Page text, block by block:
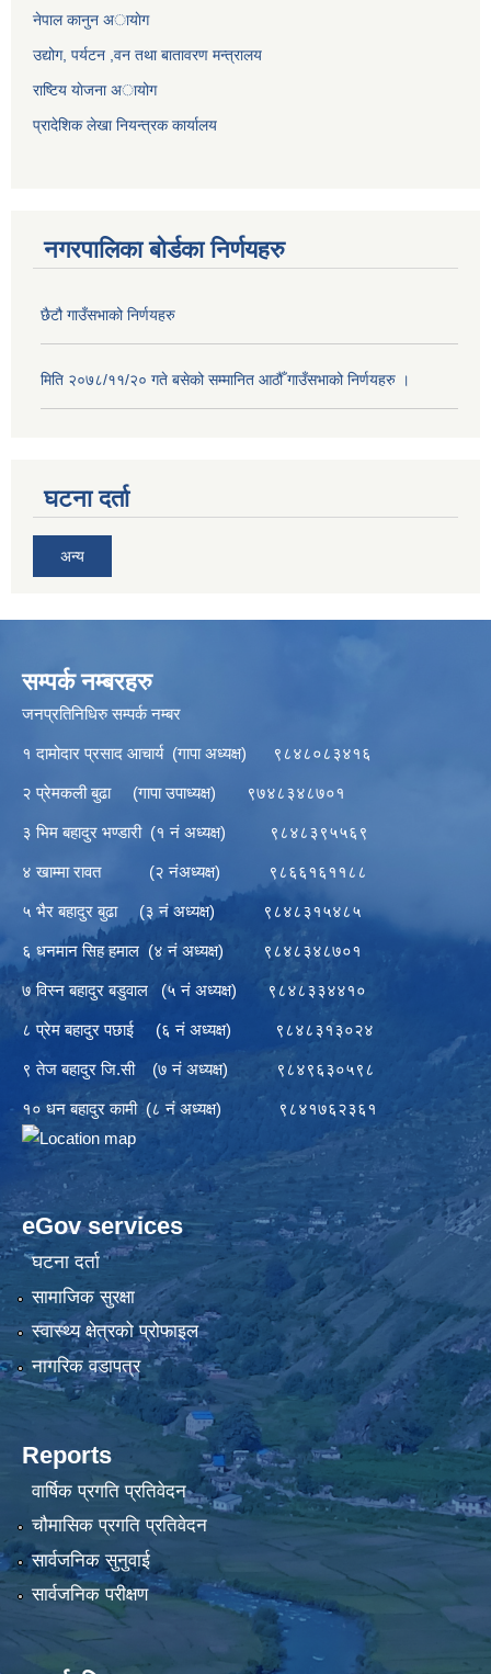
नेपाल कानुन अायाेग
उद्योग, पर्यटन ,वन तथा बातावरण मन्त्रालय
राष्टिय याेजना अायोग
प्रादेशिक लेखा नियन्त्रक कार्यालय
नगरपालिका बोर्डका निर्णयहरु
छैटौ गाउँसभाको निर्णयहरु
मिति २०७८/११/२० गते बसेको सम्मानित आठौँ गाउँसभाको निर्णयहरु ।
घटना दर्ता
अन्य
सम्पर्क नम्बरहरु
जनप्रतिनिधिरु सम्पर्क नम्बर
१ दामोदार प्रसाद आचार्य (गापा अध्यक्ष) ९८४८०८३४१६
२ प्रेमकली बुढा (गापा उपाध्यक्ष) ९७४८३४८७०१
३ भिम बहादुर भण्डारी (१ नं अध्यक्ष) ९८४८३९५५६९
४ खाम्मा रावत (२ नंअध्यक्ष) ९८६६१६११८८
५ भैर बहादुर बुढा (३ नं अध्यक्ष) ९८४८३१५४८५
६ धनमान सिह हमाल (४ नं अध्यक्ष) ९८४८३४८७०१
७ विस्न बहादुर बडुवाल (५ नं अध्यक्ष) ९८४८३३४४१०
८ प्रेम बहादुर पछाई (६ नं अध्यक्ष) ९८४८३१३०२४
९ तेज बहादुर जि.सी (७ नं अध्यक्ष) ९८४९६३०५९८
१० धन बहादुर कामी (८ नं अध्यक्ष) ९८४१७६२३६१
eGov services
घटना दर्ता
सामाजिक सुरक्षा
स्वास्थ्य क्षेत्रको प्रोफाइल
नागरिक वडापत्र
Reports
वार्षिक प्रगति प्रतिवेदन
चौमासिक प्रगति प्रतिवेदन
सार्वजनिक सुनुवाई
सार्वजनिक परीक्षण